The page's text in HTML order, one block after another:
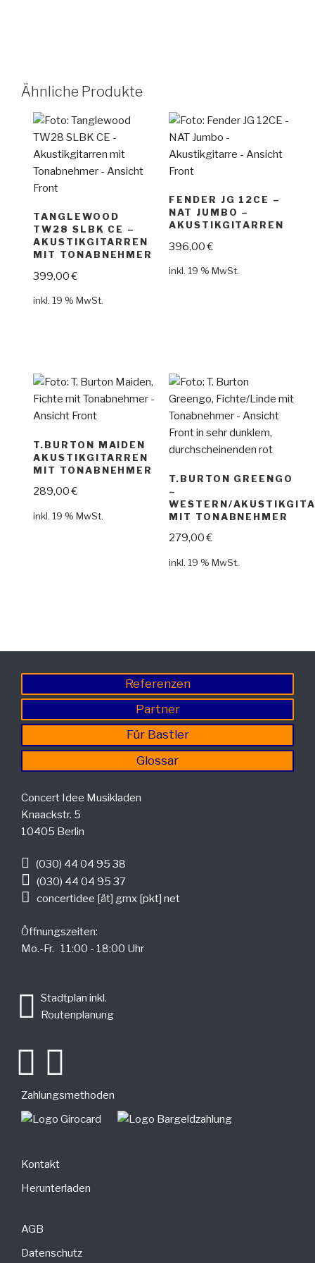
Ähnliche Produkte
TANGLEWOOD
TW28 SLBK CE –
AKUSTIKGITARREN
MIT TONABNEHMER
399,00€
inkl. 19 % MwSt.
FENDER JG 12CE –
NAT JUMBO –
AKUSTIKGITARREN
396,00€
inkl. 19 % MwSt.
T.BURTON MAIDEN
AKUSTIKGITARREN
MIT TONABNEHMER
289,00€
inkl. 19 % MwSt.
T.BURTON GREENGO
–
WESTERN/
MIT TONABNEHMER
279,00€
inkl. 19 % MwSt.
Referenzen
Partner
Für Bastler
Glossar
Concert Idee Musikladen
Knaackstr. 5
10405 Berlin
(030) 44 04 95 38
(030) 44 04 95 37
concertidee [ät] gmx [pkt] net
Öffnungszeiten:
Mo.-Fr. 11:00 - 18:00 Uhr
Stadtplan inkl.
Routenplanung
Zahlungsmethoden
Kontakt
Herunterladen
AGB
Datenschutz